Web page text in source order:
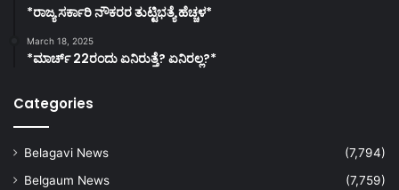
*ರಾಜ್ಯ ಸರ್ಕಾರಿ ನೌಕರರ ತುಟ್ಟಿಭತ್ಯೆ ಹೆಚ್ಚಳ*
March 18, 2025
*ಮಾರ್ಚ್ 22ರಂದು ಏನಿರುತ್ತೆ? ಏನಿರಲ್ಲ?*
Categories
Belagavi News
(7,794)
Belgaum News
(7,759)